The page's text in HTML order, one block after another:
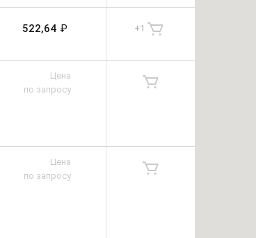
522,64 ₽ +1
Цена
по запросу
Цена
по запросу